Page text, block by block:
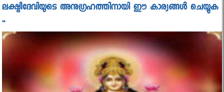
ലക്ഷ്മീദേവിയുടെ അനുഗ്രഹത്തിനായി ഈ കാര്യങ്ങൾ ചെയ്യുക
..